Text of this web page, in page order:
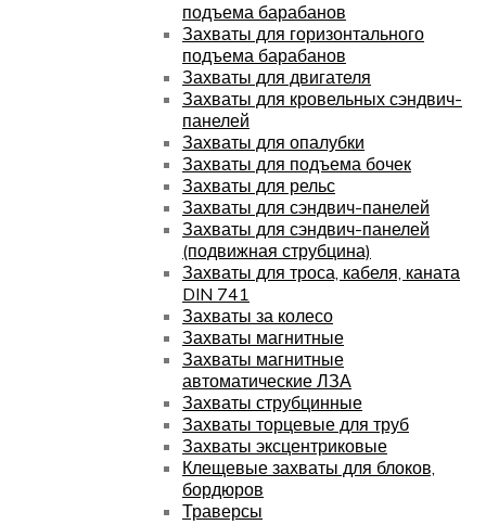
подъема барабанов
Захваты для горизонтального
подъема барабанов
Захваты для двигателя
Захваты для кровельных сэндвич-
панелей
Захваты для опалубки
Захваты для подъема бочек
Захваты для рельс
Захваты для сэндвич-панелей
Захваты для сэндвич-панелей
(подвижная струбцина)
Захваты для троса, кабеля, каната
DIN 741
Захваты за колесо
Захваты магнитные
Захваты магнитные
автоматические ЛЗА
Захваты струбцинные
Захваты торцевые для труб
Захваты эксцентриковые
Клещевые захваты для блоков,
бордюров
Траверсы